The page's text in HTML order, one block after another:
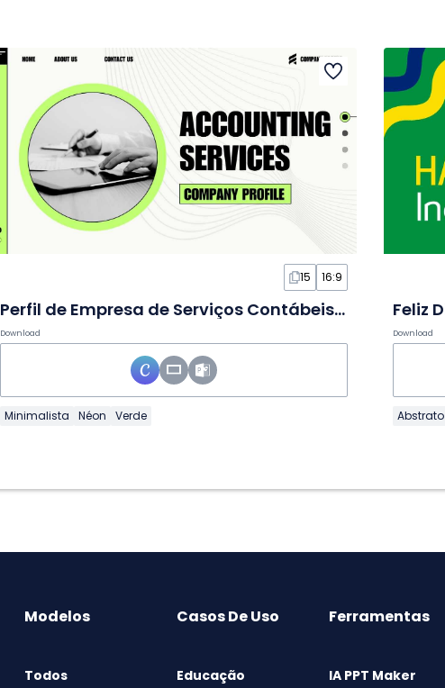
15 16:9
Perfil de Empresa de Serviços Contábeis Minimalista em Slides
Download
Minimalista Néon Verde
Download
Abstrato
Modelos
Todos
Casos De Uso
Educação
Ferramentas
IA PPT Maker